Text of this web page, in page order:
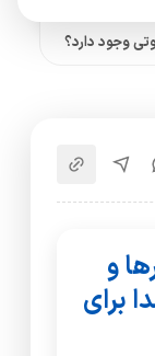
وجود دارد؟
و
برای